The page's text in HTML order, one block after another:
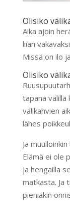
Olisiko
Aika ajoin
liian
Missä on ilo
Olisiko
tapana välillä
välikahvien
lähes
Ja
Elämä ei ole
ja hengailla
matkasta. Ja
pieniäkin